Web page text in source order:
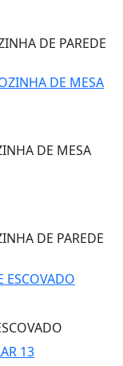
DE PAREDE
DE MESA
DE PAREDE